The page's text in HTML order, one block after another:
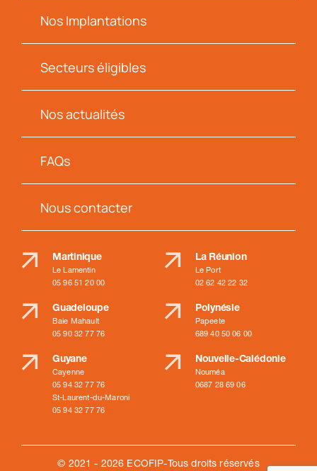
Nos Implantations
Secteurs éligibles
Nos actualités
FAQs
Nous contacter
Martinique
Le Lamentin
05 96 51 20 00
Guadeloupe
Baie Mahault
05 90 32 77 76
Guyane
Cayenne
05 94 32 77 76
St-Laurent-du-Maroni
05 94 32 77 76
La Réunion
Le Port
02 62 42 22 32
Polynésie
Papeete
689 40 50 06 00
Nouvelle-Calédonie
Nouméa
0687 28 69 06
© 2021 - 2026 ECOFIP-Tous droits réservés